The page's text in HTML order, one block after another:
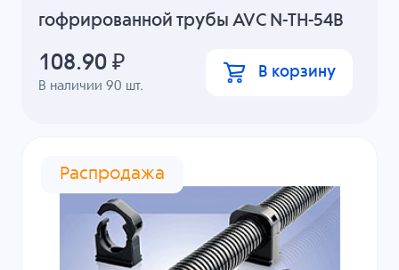
гофрированной трубы AVC N-TH-54B
В наличии90 шт.
108.90 ₽ В корзину
Распродажа